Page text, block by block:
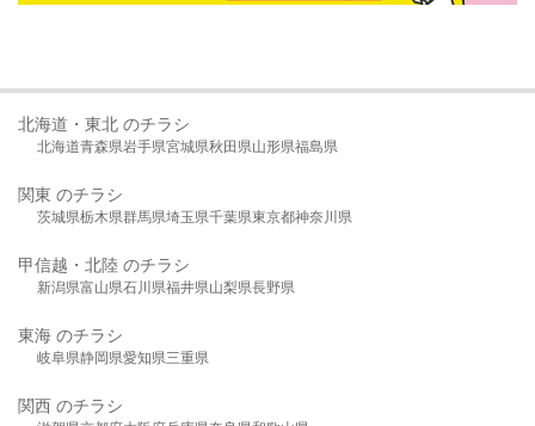
北海道・東北 のチラシ
北海道青森県岩手県宮城県秋田県山形県福島県
関東 のチラシ
茨城県栃木県群馬県埼玉県千葉県東京都神奈川県
甲信越・北陸 のチラシ
新潟県富山県石川県福井県山梨県長野県
東海 のチラシ
岐阜県静岡県愛知県三重県
関西 のチラシ